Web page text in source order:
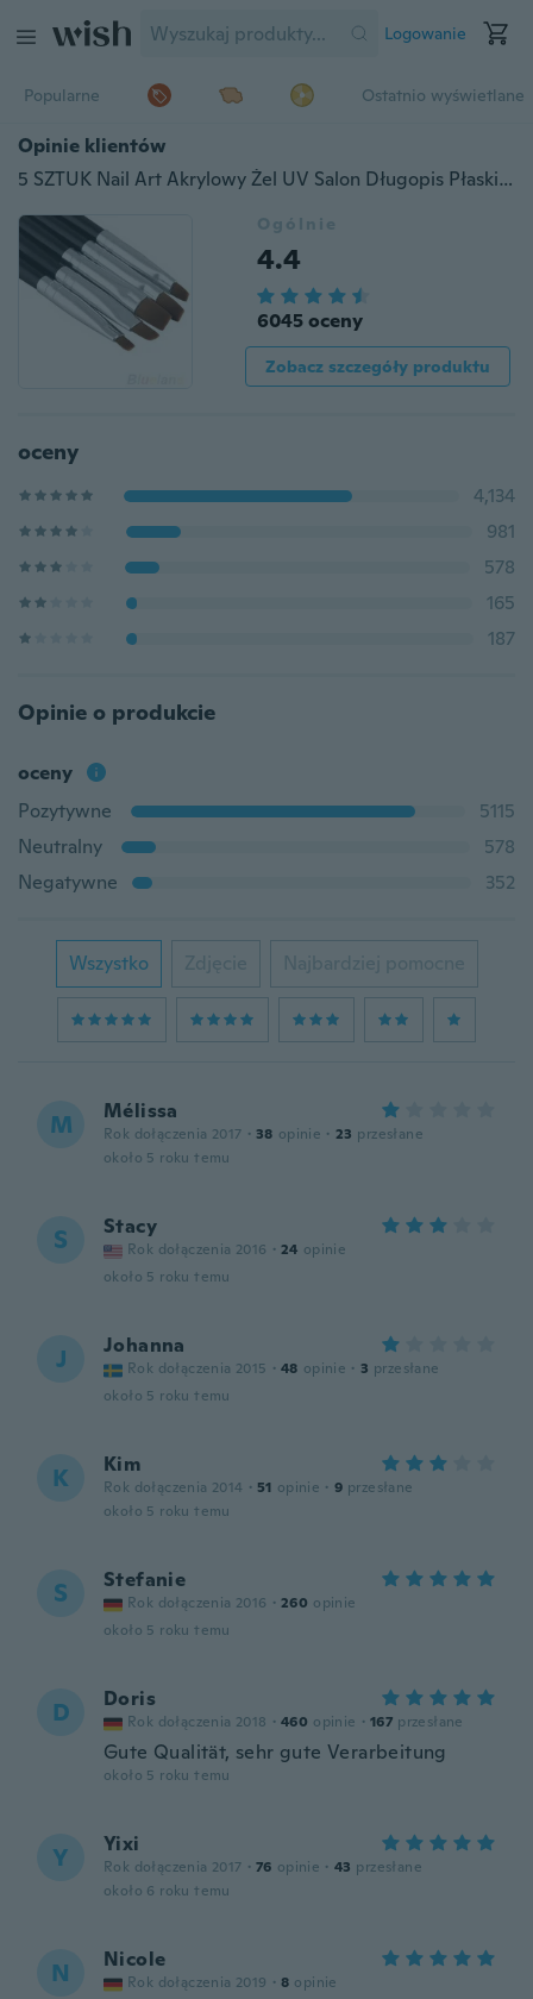
Logowanie
Popularne Ostatnio wyświetlane
Opinie klientów
5 SZTUK Nail Art Akrylowy Żel UV Salon Długopis Płaski Zestaw Szczotek Rozsianych Narzędzie
Ogólnie
4.4
6045 oceny
Zobacz szczegóły produktu
oceny
4,134
981
578
165
187
Opinie o produkcie
oceny
Pozytywne
5115
Neutralny
578
Negatywne
352
Wszystko Zdjęcie Najbardziej pomocne
M Mélissa
Rok dołączenia 2017 · 38 opinie · 23 przesłane
około 5 roku temu
S Stacy
Rok dołączenia 2016 · 24 opinie
około 5 roku temu
J Johanna
Rok dołączenia 2015 · 48 opinie · 3 przesłane
około 5 roku temu
K Kim
Rok dołączenia 2014 · 51 opinie · 9 przesłane
około 5 roku temu
S Stefanie
Rok dołączenia 2016 · 260 opinie
około 5 roku temu
D Doris
Rok dołączenia 2018 · 460 opinie · 167 przesłane
Gute Qualität, sehr gute Verarbeitung
około 5 roku temu
Y Yixi
Rok dołączenia 2017 · 76 opinie · 43 przesłane
około 6 roku temu
N Nicole
Rok dołączenia 2019 · 8 opinie